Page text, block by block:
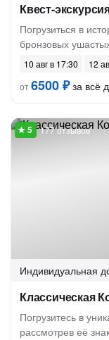
Квест-
Погрузиться в
бронзовых
10 авг в 17:30
12
от6500 ₽за всё
177 отзывов
Индивидуальная
Классическая
Погрузитесь в
рассмотрев её